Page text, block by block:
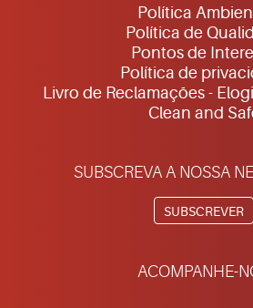
Política
Política de
Pontos de
Política de
Livro de Reclamações -
Clean and
SUBSCREVA A NOSSA
SUBSCREVER
ACOMPANHE-